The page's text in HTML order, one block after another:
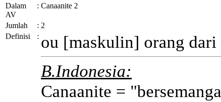
Dalam
AV
: Canaanite 2
Jumlah : 2
Definisi
: ou [maskulin] orang dari
B.Indonesia:
Canaanite =